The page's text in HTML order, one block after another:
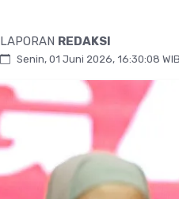
LAPORAN REDAKSI
Senin, 01 Juni 2026, 16:30:08 WIB